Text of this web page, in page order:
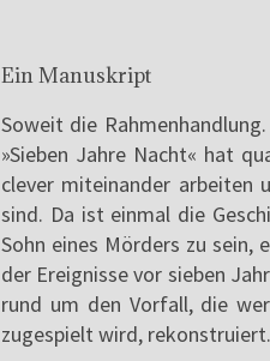
Ein Manuskript
Soweit die
»Sieben Jahre Nacht« hat
clever miteinander arbeiten
sind. Da ist einmal die
Sohn eines Mörders zu sein,
der Ereignisse vor sieben
rund um den Vorfall, die
zugespielt wird, rekonstruiert.